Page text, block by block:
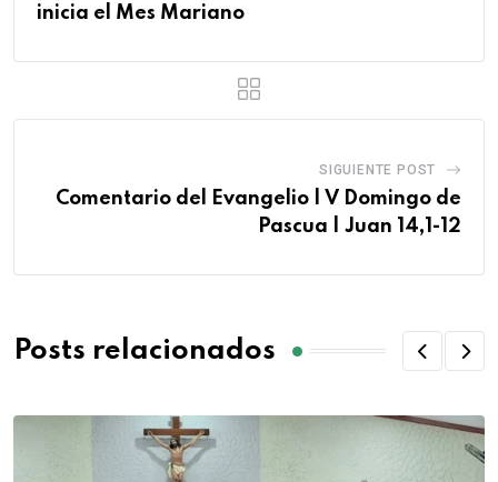
inicia el Mes Mariano
SIGUIENTE POST
Comentario del Evangelio | V Domingo de
Pascua | Juan 14,1-12
Posts relacionados